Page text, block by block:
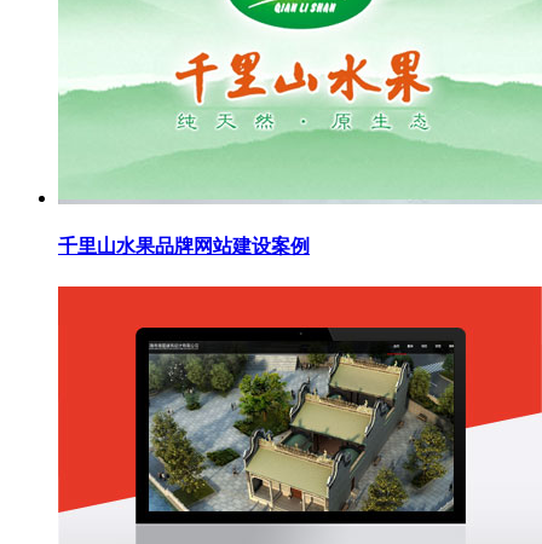
千里山水果品牌网站建设案例